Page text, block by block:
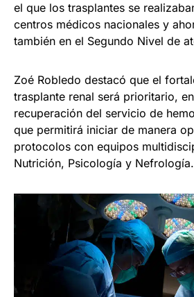
el que los trasplantes se
centros médicos nacionales y
también en el Segundo Nivel de
Zoé Robledo destacó que el
trasplante renal será prioritario,
recuperación del servicio de
que permitirá iniciar de manera
protocolos con equipos
Nutrición, Psicología y Nefrología.